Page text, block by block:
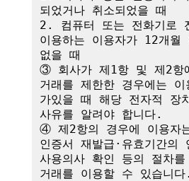
되었거나 취소되었을 때
2. 컴퓨터 또는 전화기로
이용하는 이용자가 12개월
없을 때
③ 회사가 제1항 및 제2항
거래를 제한한 경우에는 이
가있을 때 해당 전자적 장
사유를 알려야 합니다.
④ 제2항의 경우에 이용자
인증서 재발급·유효기간의
사용의사 확인 등의 절차
거래를 이용할 수 있습니다.